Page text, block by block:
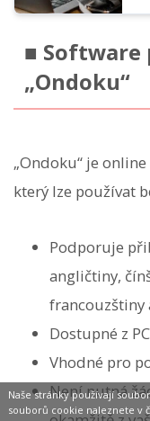
■ Software
„Ondoku“
„Ondoku“ je
který lze používat
Podporuje
angličtiny,
francouzštiny
Dostupné z
Vhodné pro
Není nutná
Naše stránky používají
souborů cookie naleznete v